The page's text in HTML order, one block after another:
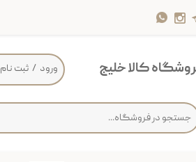
ورود / ثبت نام
تغییر گذر واژه
خروج از حساب کاربری
کالا خلیج